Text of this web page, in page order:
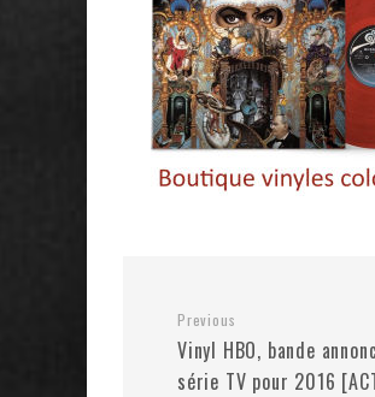
Previous
Vinyl HBO, bande
série TV pour 2016